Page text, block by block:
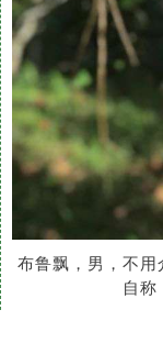
布鲁飘，男，不
自